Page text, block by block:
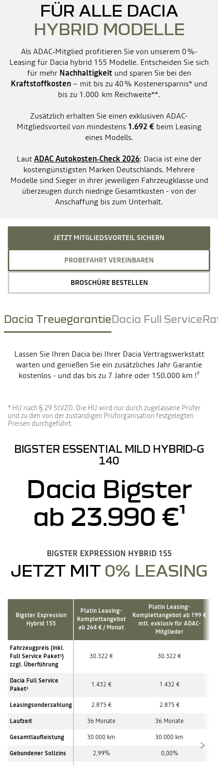
FÜR ALLE DACIA
HYBRID MODELLE
Als ADAC‑Mitglied profitieren Sie von unserem 0 %-
Leasing für Dacia hybrid 155 Modelle. Entscheiden Sie sich
für mehr Nachhaltigkeit und sparen Sie bei den
Kraftstoffkosten – mit bis zu 40 % Kostenersparnis* und
bis zu 1.000 km Reichweite**.
Zusätzlich erhalten Sie einen exklusiven ADAC-
Mitgliedsvorteil von mindestens 1.692 € beim Leasing
eines Modells.
LautADAC Autokosten‑Check 2026: Dacia ist eine der
kostengünstigsten Marken Deutschlands. Mehrere
Modelle sind Sieger in ihrer jeweiligen Fahrzeugklasse und
überzeugen durch niedrige Gesamtkosten - von der
Anschaffung bis zum Unterhalt.
JETZT MITGLIEDSVORTEIL SICHERN
PROBEFAHRT VEREINBAREN
BROSCHÜRE BESTELLEN
Dacia TreuegarantieDacia Full Service
Lassen Sie Ihren Dacia bei Ihrer Dacia Vertragswerkstatt
warten und genießen Sie ein zusätzliches Jahr Garantie
kostenlos - und das bis zu 7 Jahre oder 150.000 km !⁷
* HU nach § 29 StVZO. Die HU wird nur durch zugelassene Prüfer
und zu den von der zuständigen Prüforganisation festgelegten
Preisen durchgeführt.
BIGSTER ESSENTIAL MILD HYBRID-G
140
Dacia Bigster
ab 23.990 €¹
BIGSTER EXPRESSION HYBRID 155
JETZT MIT 0% LEASING
Bigster Expression
Hybrid 155
Platin Leasing-
Komplettangebot
ab 264 € / Monat
Platin Leasing-
Komplettangebot ab 199 €
mtl. exklusiv für ADAC-
Mitglieder
Fahrzeugpreis (inkl.
Full Service Paket3)
zzgl. Überführung
30.322 € 30.322 €
Dacia Full Service
Paket3 1.432 € 1.432 €
Leasingsonderzahlung 2.875 € 2.875 €
Laufzeit 36 Monate 36 Monate
Gesamtlaufleistung 30.000 km 30.000 km
Gebundener Sollzins 2,99% 0,00%